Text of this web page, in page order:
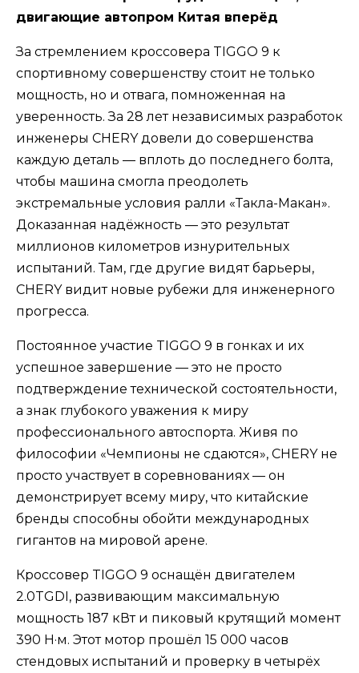
двигающие автопром Китая вперёд
За стремлением кроссовера TIGGO 9 к
спортивному совершенству стоит не только
мощность, но и отвага, помноженная на
уверенность. За 28 лет независимых разработок
инженеры CHERY довели до совершенства
каждую деталь — вплоть до последнего болта,
чтобы машина смогла преодолеть
экстремальные условия ралли «Такла-Макан».
Доказанная надёжность — это результат
миллионов километров изнурительных
испытаний. Там, где другие видят барьеры,
CHERY видит новые рубежи для инженерного
прогресса.
Постоянное участие TIGGO 9 в гонках и их
успешное завершение — это не просто
подтверждение технической состоятельности,
а знак глубокого уважения к миру
профессионального автоспорта. Живя по
философии «Чемпионы не сдаются», CHERY не
просто участвует в соревнованиях — он
демонстрирует всему миру, что китайские
бренды способны обойти международных
гигантов на мировой арене.
Кроссовер TIGGO 9 оснащён двигателем
2.0TGDI, развивающим максимальную
мощность 187 кВт и пиковый крутящий момент
390 Н·м. Этот мотор прошёл 15 000 часов
стендовых испытаний и проверку в четырёх